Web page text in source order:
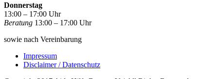
Donnerstag
13:00 – 17:00 Uhr
Beratung 13:00 – 17:00 Uhr
sowie nach Vereinbarung
Impressum
Disclaimer / Datenschutz